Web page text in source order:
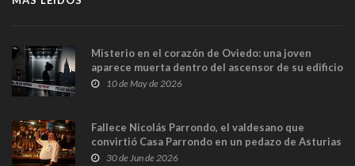
Misterio en el corazón de Oviedo: una joven
aparece muerta dentro del ascensor de su edificio
y las cámaras captan sus últimos minutos
10 de May de 2026
Fallece Nicolás Parrondo, el valdesano que
convirtió Casa Parrondo en un pedazo de Asturias
en Madrid
30 de Jun de 2026